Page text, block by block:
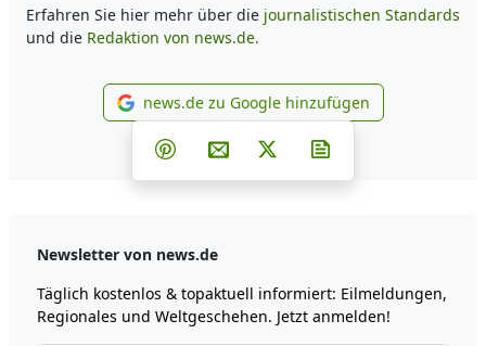
Erfahren Sie hier mehr über die journalistischen Standards
und die Redaktion von news.de.
news.de zu Google
news.de zu Google hinzufügen
Teilen auf Facebook
Teilen auf Whatsapp
Teilen auf Telegram
Teilen auf Pinterest
Per E-Mail teilen
Post auf X
Newsletter von news.de
Täglich kostenlos & topaktuell informiert: Eilmeldungen,
Regionales und Weltgeschehen. Jetzt anmelden!